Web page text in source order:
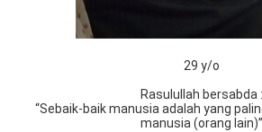
29 y/o
Rasulullah bersabda :
“Sebaik-baik manusia adalah yang
manusia (orang lain)”